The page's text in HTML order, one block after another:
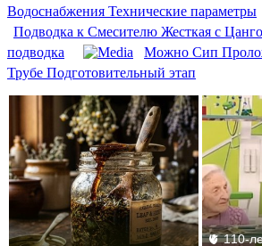
Водоснабжения Технические параметры
Подводка к Смесителю Жесткая с
подводка
Можно Сип
Трубе Подготовительный этап
🫀 110-